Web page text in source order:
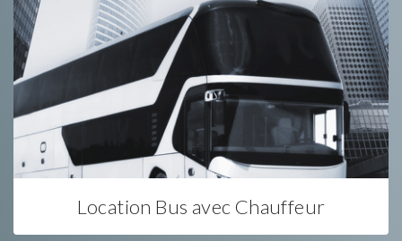
Location Bus avec Chauffeur